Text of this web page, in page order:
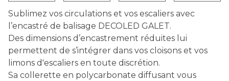
Sublimez vos circulations et vos escaliers avec
l’encastré de balisage DECOLED GALET.
Des dimensions d’encastrement réduites lui
permettent de s’intégrer dans vos cloisons et vos
limons d'escaliers en toute discrétion.
Sa collerette en polycarbonate diffusant vous